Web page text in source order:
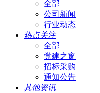
全部
公司新闻
行业动态
热点关注
全部
党建之窗
招标采购
通知公告
其他资讯